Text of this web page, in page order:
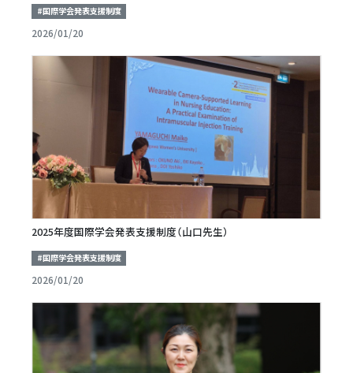
#国際学会発表支援制度
2026/01/20
2025年度国際学会発表支援制度（山口先生）
#国際学会発表支援制度
2026/01/20